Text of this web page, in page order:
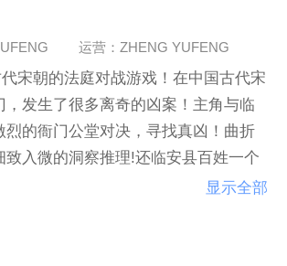
运营：ZHENG YUFENG
代宋朝的法庭对战游戏！在中国古代宋
，发生了很多离奇的凶案！主角与临
烈的衙门公堂对决，寻找真凶！曲折
致入微的洞察推理!还临安县百姓一个
显示全部